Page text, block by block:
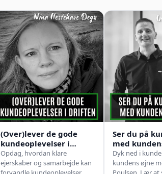
(Over)lever de gode
kundeoplevelser i
driften? Med Nina
Hestehave Degn
Opdag, hvordan klare
ejerskaber og samarbejde kan
Ser du på
med
Med Ian
Dyk ned i
kundens øjne